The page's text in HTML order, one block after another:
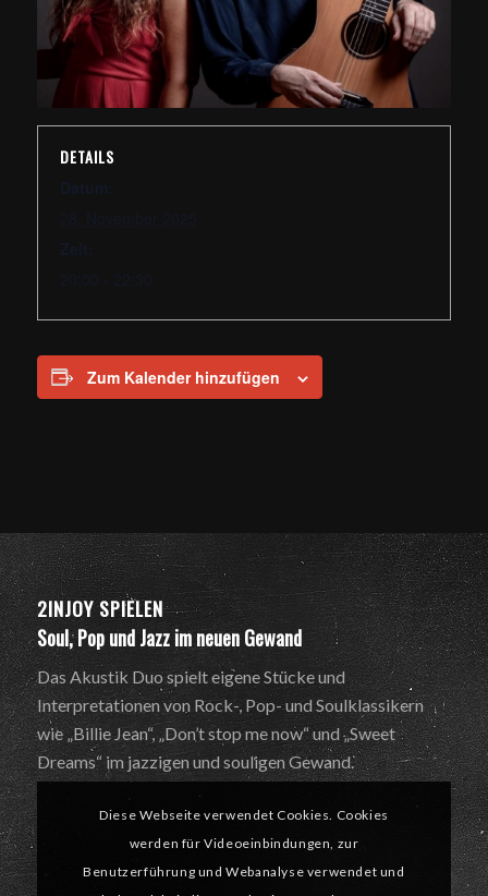
DETAILS
Zum Kalender hinzufügen
2INJOY SPIELEN
Soul, Pop und Jazz im neuen Gewand
Das Akustik Duo spielt eigene Stücke und
Interpretationen von Rock-, Pop- und Soulklassikern
wie „Billie Jean“, „Don’t stop me now“ und „Sweet
Dreams“ im jazzigen und souligen Gewand.
Diese Webseite verwendet Cookies. Cookies
werden für Videoeinbindungen, zur
Benutzerführung und Webanalyse verwendet und